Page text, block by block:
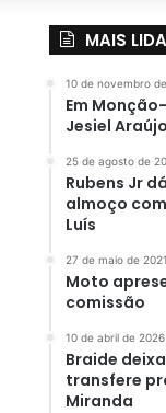
MAIS
10 de novembro
Em
Jesiel Araújo
25 de agosto de
Rubens Jr
almoço
Luís
27 de maio de 2021
Moto
comissão
10 de abril de 2026
Braide
transfere
Miranda